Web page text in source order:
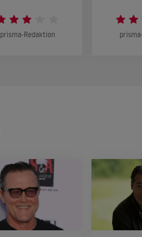
prisma-Redaktion